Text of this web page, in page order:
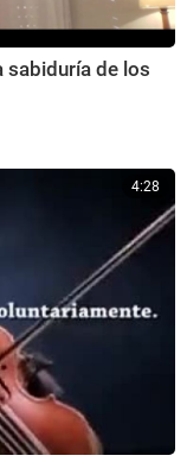
sabiduría de los
4:28